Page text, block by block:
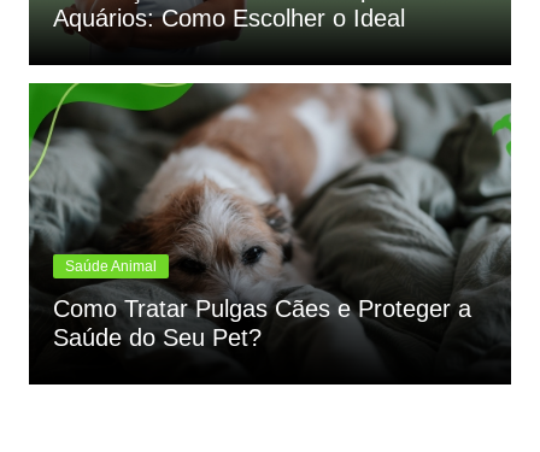
Aquários: Como Escolher o Ideal
Saúde Animal
Como Tratar Pulgas Cães e Proteger a
Saúde do Seu Pet?